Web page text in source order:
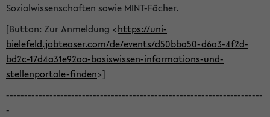
Sozialwissenschaften sowie MINT-Fächer.
[Button: Zur Anmeldung <https://uni-
bielefeld.jobteaser.com/de/events/d50bba50-d6a3-4f2d-
bd2c-17d4a31e92aa-basiswissen-informations-und-
stellenportale-finden>]
-----------------------------------------------------------------------
-